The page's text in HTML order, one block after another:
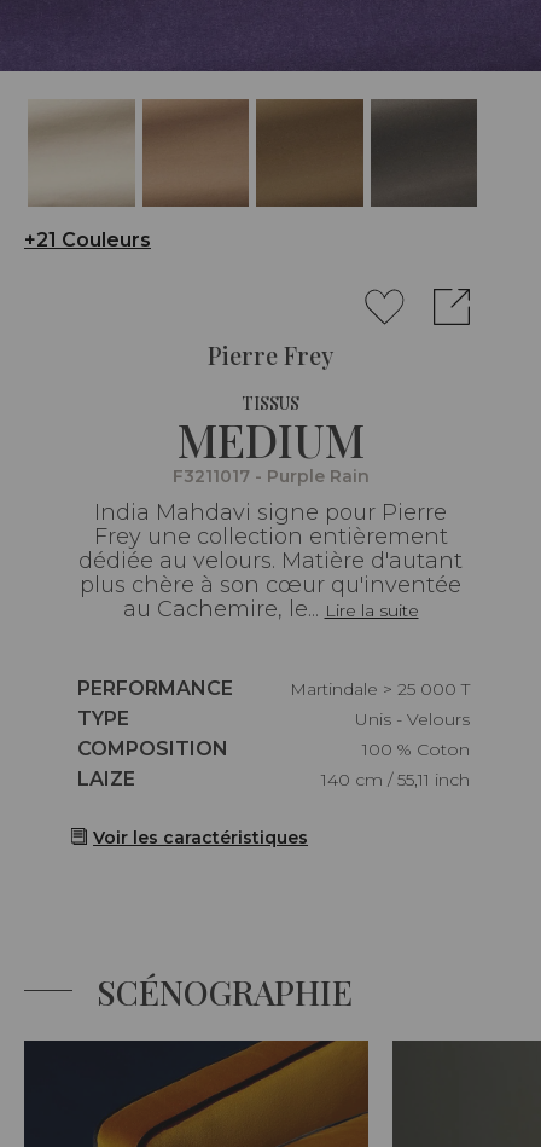
+21 Couleurs
Pierre Frey
TISSUS
MEDIUM
F3211017 - Purple Rain
India Mahdavi signe pour Pierre
Frey une collection entièrement
dédiée au velours. Matière d'autant
plus chère à son cœur qu'inventée
au Cachemire, le... Lire la suite
Caractéristiques
PERFORMANCE
Martindale > 25 000 T
Caractéristiques
TYPE
Unis - Velours
Caractéristiques
COMPOSITION
100 % Coton
Caractéristiques
LAIZE 140 cm / 55,11 inch
Voir les caractéristiques
SCÉNOGRAPHIE